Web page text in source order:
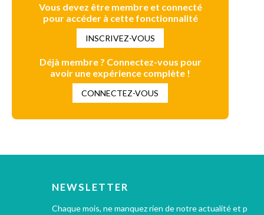
Vous devez être membre et connecté
pour accéder à cette fonctionnalité
INSCRIVEZ-VOUS
Déjà membre ? Connectez-vous pour
avoir une expérience complète !
CONNECTEZ-VOUS
NEWSLETTER
Chaque mois, ne manquez rien de notre actualité et